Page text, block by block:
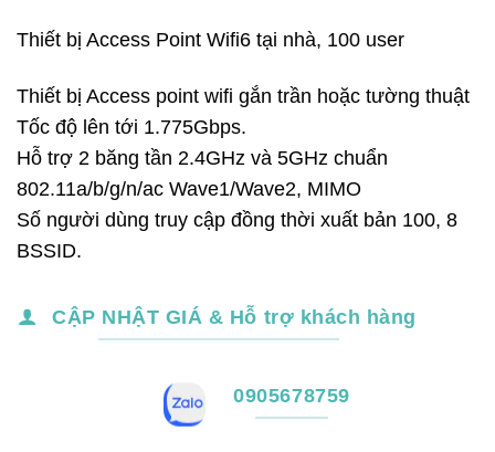
Thiết bị Access Point Wifi6 tại nhà, 100 user
Thiết bị Access point wifi gắn trần hoặc tường thuật
Tốc độ lên tới 1.775Gbps.
Hỗ trợ 2 băng tần 2.4GHz và 5GHz chuẩn
802.11a/b/g/n/ac Wave1/Wave2, MIMO
Số người dùng truy cập đồng thời xuất bản 100, 8
BSSID.
CẬP NHẬT GIÁ & Hỗ trợ khách hàng
0905678759